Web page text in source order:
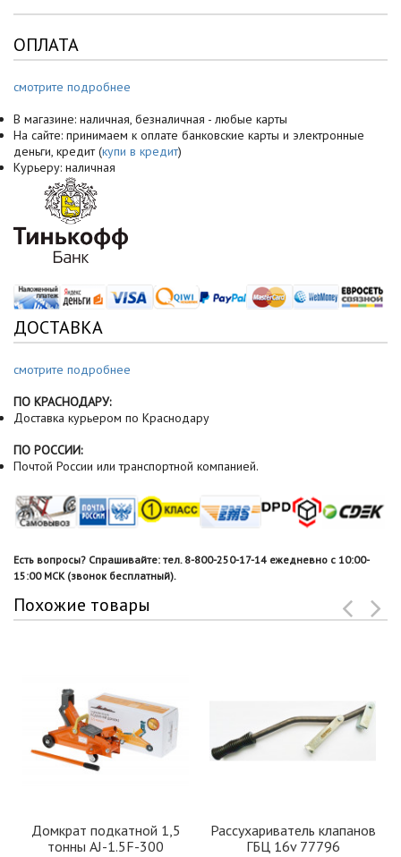
ОПЛАТА
смотрите подробнее
В магазине: наличная, безналичная - любые карты
На сайте: принимаем к оплате банковские карты и электронные
деньги, кредит (купи в кредит)
Курьеру: наличная
ДОСТАВКА
смотрите подробнее
ПО КРАСНОДАРУ:
Доставка курьером по Краснодару
ПО РОССИИ:
Почтой России или транспортной компанией.
Есть вопросы? Спрашивайте: тел. 8-800-250-17-14 ежедневно с 10:00-
15:00 МСК (звонок бесплатный).
Похожие товары
Домкрат подкатной 1,5
тонны AJ-1.5F-300
Рассухариватель клапанов
ГБЦ 16v 77796